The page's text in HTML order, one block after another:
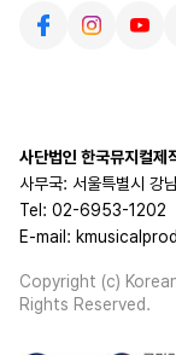
사단법인 한국뮤지컬
사무국: 서울특별시 강
Tel: 02-6953-1202
E-mail:
Copyright (c)
Rights Reserved.